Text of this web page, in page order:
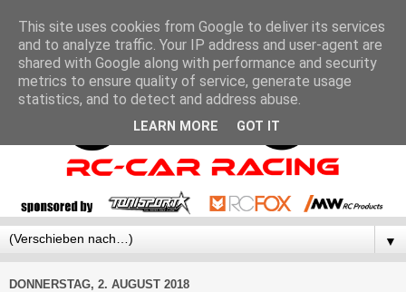
▼
DONNERSTAG, 2. AUGUST 2018
This site uses cookies from Google to deliver its services
and to analyze traffic. Your IP address and user-agent are
shared with Google along with performance and security
metrics to ensure quality of service, generate usage
statistics, and to detect and address abuse.
LEARN MORE GOT IT